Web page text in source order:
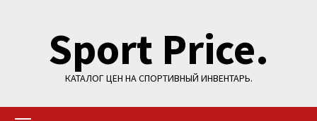
содержимомуSport Price.
КАТАЛОГ ЦЕН НА СПОРТИВНЫЙ ИНВЕНТАРЬ.